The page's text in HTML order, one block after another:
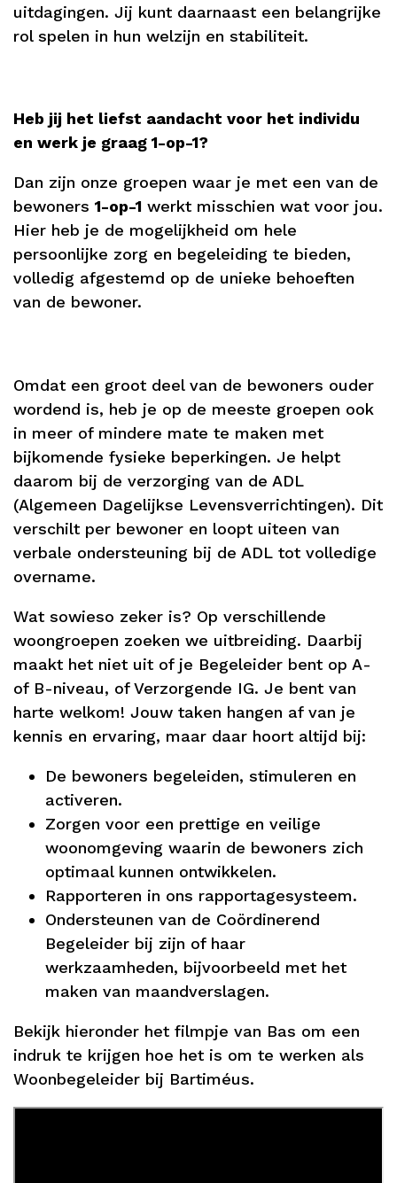
uitdagingen. Jij kunt daarnaast een belangrijke
rol spelen in hun welzijn en stabiliteit.
Heb jij het liefst aandacht voor het individu
en werk je graag 1-op-1?
Dan zijn onze groepen waar je met een van de
bewoners 1-op-1 werkt misschien wat voor jou.
Hier heb je de mogelijkheid om hele
persoonlijke zorg en begeleiding te bieden,
volledig afgestemd op de unieke behoeften
van de bewoner.
Omdat een groot deel van de bewoners ouder
wordend is, heb je op de meeste groepen ook
in meer of mindere mate te maken met
bijkomende fysieke beperkingen. Je helpt
daarom bij de verzorging van de ADL
(Algemeen Dagelijkse Levensverrichtingen). Dit
verschilt per bewoner en loopt uiteen van
verbale ondersteuning bij de ADL tot volledige
overname.
Wat sowieso zeker is? Op verschillende
woongroepen zoeken we uitbreiding. Daarbij
maakt het niet uit of je Begeleider bent op A-
of B-niveau, of Verzorgende IG. Je bent van
harte welkom! Jouw taken hangen af van je
kennis en ervaring, maar daar hoort altijd bij:
De bewoners begeleiden, stimuleren en
activeren.
Zorgen voor een prettige en veilige
woonomgeving waarin de bewoners zich
optimaal kunnen ontwikkelen.
Rapporteren in ons rapportagesysteem.
Ondersteunen van de Coördinerend
Begeleider bij zijn of haar
werkzaamheden, bijvoorbeeld met het
maken van maandverslagen.
Bekijk hieronder het filmpje van Bas om een
indruk te krijgen hoe het is om te werken als
Woonbegeleider bij Bartiméus.